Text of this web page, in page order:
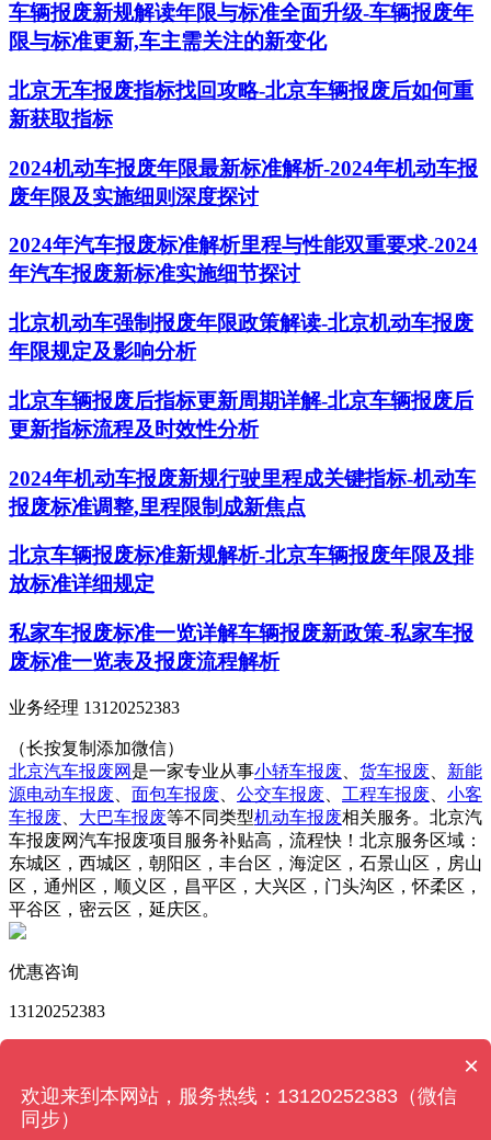
车辆报废新规解读年限与标准全面升级-车辆报废年
限与标准更新,车主需关注的新变化
北京无车报废指标找回攻略-北京车辆报废后如何重
新获取指标
2024机动车报废年限最新标准解析-2024年机动车报
废年限及实施细则深度探讨
2024年汽车报废标准解析里程与性能双重要求-2024
年汽车报废新标准实施细节探讨
北京机动车强制报废年限政策解读-北京机动车报废
年限规定及影响分析
北京车辆报废后指标更新周期详解-北京车辆报废后
更新指标流程及时效性分析
2024年机动车报废新规行驶里程成关键指标-机动车
报废标准调整,里程限制成新焦点
北京车辆报废标准新规解析-北京车辆报废年限及排
放标准详细规定
私家车报废标准一览详解车辆报废新政策-私家车报
废标准一览表及报废流程解析
业务经理 13120252383
（长按复制添加微信）
北京汽车报废网 是一家专业从事小轿车报废 货车报废
新能
源电动车报废
面包车报废 公交车报废 工程车报废
小客
车报废
大巴车报废等不同类型机动车报废相关服务。北京汽
车报废网汽车报废项目服务补贴高，流程快！北京服务区域：
东城区，西城区，朝阳区，丰台区，海淀区，石景山区，房山
区，通州区，顺义区，昌平区，大兴区，门头沟区，怀柔区，
平谷区，密云区，延庆区。
优惠咨询
13120252383
×
欢迎来到本网站，服务热线：13120252383（微信
同步）